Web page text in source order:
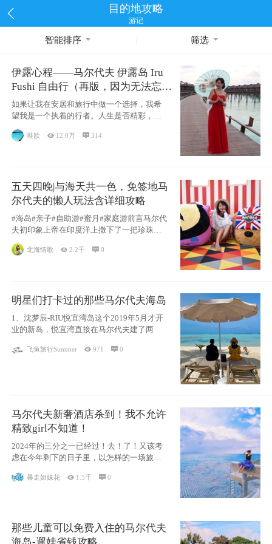
目的地攻略
游记
智能排序 筛选
伊露心程——马尔代夫 伊露岛 Iru
Fushi 自由行（再版，因为无法忘却
的留恋）
如果让我在安居和旅行中做一个选择，我希
望我是一个执着的行者。人生是否精彩，都
源于自己
唯歆  12.0万  314
五天四晚|与海天共一色，免签地马
尔代夫的懒人玩法含详细攻略
#海岛#亲子#自助游#蜜月#家庭游前言马尔代
夫初印象上帝在印度洋上撒下了一把珍珠，
北海情歌 2.2千 0
明星们打卡过的那些马尔代夫海岛
1、沈梦辰-RIU悦宜湾岛这个2019年5月才开
业的新岛，悦宜湾直接在马尔代夫建了两
飞鱼旅行Summer 971 0
马尔代夫新奢酒店杀到！我不允许
精致girl不知道！
2024年的三分之一已经过！去！了！又该考
虑在今年剩下的日子里，以怎样的一场旅行
暴走姐妹花  1.5千 0
那些儿童可以免费入住的马尔代夫